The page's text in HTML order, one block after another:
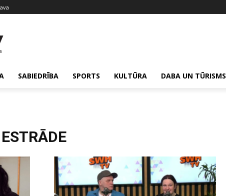
SABIEDRĪBA SPORTS KULTŪRA DABA UN TŪRISMS